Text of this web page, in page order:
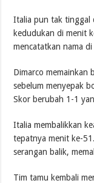
Italia pun tak tinggal
kedudukan di menit
mencatatkan nama
Dimarco memainkan
sebelum menyepak
Skor berubah 1-1
Italia membalikkan
tepatnya menit ke-
serangan balik,
Tim tamu kembali